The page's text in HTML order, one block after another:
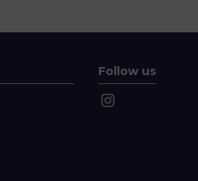
Follow us